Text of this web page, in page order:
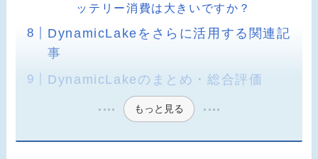
ッテリー消費は大きいですか？
DynamicLakeをさらに活用する関連記
事
DynamicLakeのまとめ・総合評価
もっと見る